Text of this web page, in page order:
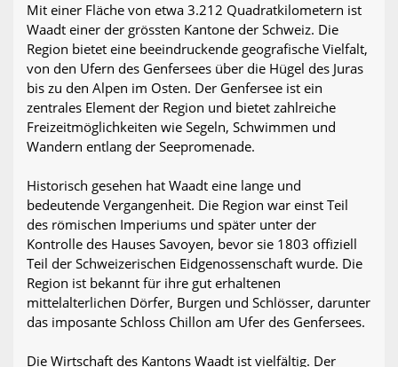
Mit einer Fläche von etwa 3.212 Quadratkilometern ist
Waadt einer der grössten Kantone der Schweiz. Die
Region bietet eine beeindruckende geografische Vielfalt,
von den Ufern des Genfersees über die Hügel des Juras
bis zu den Alpen im Osten. Der Genfersee ist ein
zentrales Element der Region und bietet zahlreiche
Freizeitmöglichkeiten wie Segeln, Schwimmen und
Wandern entlang der Seepromenade.
Historisch gesehen hat Waadt eine lange und
bedeutende Vergangenheit. Die Region war einst Teil
des römischen Imperiums und später unter der
Kontrolle des Hauses Savoyen, bevor sie 1803 offiziell
Teil der Schweizerischen Eidgenossenschaft wurde. Die
Region ist bekannt für ihre gut erhaltenen
mittelalterlichen Dörfer, Burgen und Schlösser, darunter
das imposante Schloss Chillon am Ufer des Genfersees.
Die Wirtschaft des Kantons Waadt ist vielfältig. Der